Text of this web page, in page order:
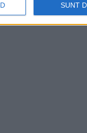
SUNT